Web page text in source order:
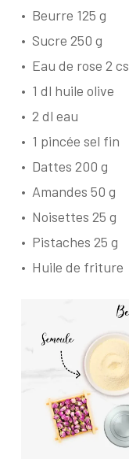
• Beurre 125 g
• Sucre 250 g
• Eau de rose 2 cs
• 1 dl huile olive
• 2 dl eau
• 1 pincée sel fin
• Dattes 200 g
• Amandes 50 g
• Noisettes 25 g
• Pistaches 25 g
• Huile de friture